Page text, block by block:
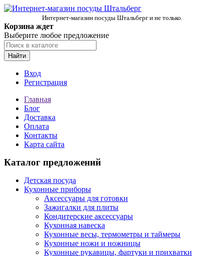
Интернет-магазин посуды Штальберг и не только.
Корзина ждет
Выберите любое предложение
Найти
Вход
Регистрация
Главная
Блог
Доставка
Оплата
Контакты
Карта сайта
Каталог предложений
Детская посуда
Кухонные приборы
Аксессуары для готовки
Зажигалки для плиты
Кондитерские аксессуары
Кухонная навеска
Кухонные весы, термометры и таймеры
Кухонные ножи и ножницы
Кухонные рукавицы, фартуки и прихватки